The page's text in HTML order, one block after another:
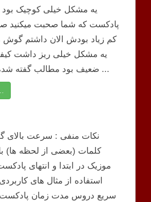
یه مشکل خیلی کوچیک بود
پادکست که شما صحبت میکنید
کم زیاد بودش الان داشتم گوش
یه مشکل خیلی ریز داشت
ضعیف بود مطالب گفته شده هم عالی بود ...
نکات منفی : سرعت بالای
کلمات (بعضی از لحظه ها)
موزیک در ابتدا و انتهای
استفاده از مثال های
سریع دروس مدت زمان پادکست